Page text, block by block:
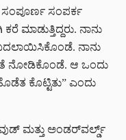
ಸಂಪೂರ್ಣ ಸಂಪರ್ಕ
ಮಾಡುತ್ತಿದ್ದರು. ನಾನು
ನಾನು
ನೋಡಿಕೊಂಡೆ. ಆ ಒಂದು
ಕೊಟ್ಟಿತು” ಎಂದು
ಮತ್ತು ಅಂಡರ್‌ವರ್ಲ್ಡ್